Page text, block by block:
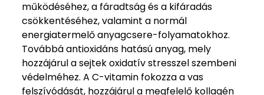
működéséhez, a fáradtság és a kifáradás
csökkentéséhez, valamint a normál
energiatermelő anyagcsere-folyamatokhoz.
Továbbá antioxidáns hatású anyag, mely
hozzájárul a sejtek oxidatív stresszel szembeni
védelméhez. A C-vitamin fokozza a vas
felszívódását, hozzájárul a megfelelő kollagén